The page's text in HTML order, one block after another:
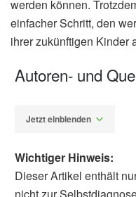
werden können.
einfacher Schritt, den
ihrer zukünftigen Kinder
Autoren- und
Jetzt einblenden
Wichtiger Hinweis:
Dieser Artikel enthält
nicht zur